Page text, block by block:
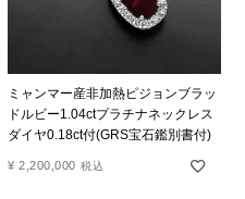
ミャンマー産非加熱ピジョンブラッ
ドルビー1.04ctプラチナネックレス
ダイヤ0.18ct付(GRS宝石鑑別書付)
¥ 2,200,000 税込